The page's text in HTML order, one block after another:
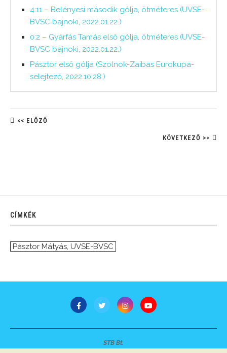
4:11 – Belényesi második gólja, ötméteres (UVSE-
BVSC bajnoki, 2022.01.22.)
0:2 – Gyárfás Tamás első gólja, ötméteres (UVSE-
BVSC bajnoki, 2022.01.22.)
Pásztor első gólja (Szolnok-Zaibas Eurokupa-
selejtező, 2022.10.28.)
<< ELŐZŐ
KÖVETKEZŐ >>
CÍMKÉK
Pásztor Mátyás, UVSE-BVSC
STB Bt.